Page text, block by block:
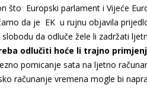
što Europski parlament i Vijeće
da je EK u rujnu objavila
da odluče žele li zadržati
odlučiti hoće li trajno
pomicanje sata na ljetno
računanje vremena mogle bi